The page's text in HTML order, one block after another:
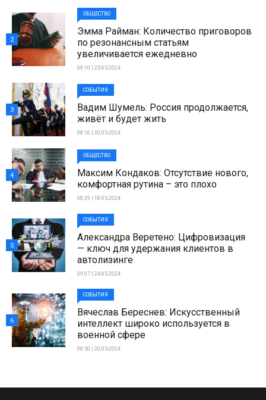
ОБЩЕСТВО
Эмма Райман: Количество приговоров
по резонансным статьям
увеличивается ежедневно
09:10 | 25-05-2024
2
СОБЫТИЯ
Вадим Шумель: Россия продолжается,
живёт и будет жить
08:16 | 30-05-2024
3
ОБЩЕСТВО
Максим Кондаков: Отсутствие нового,
комфортная рутина – это плохо
08:29 | 18-05-2024
4
СОБЫТИЯ
Александра Веретено: Цифровизация
— ключ для удержания клиентов в
автолизинге
09:07 | 24-05-2024
5
СОБЫТИЯ
Вячеслав Береснев: Искусственный
интеллект широко используется в
военной сфере
08:50 | 20-05-2024
6